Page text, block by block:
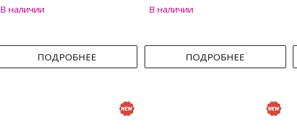
В наличии
ПОДРОБНЕЕ
В наличии
ПОДРОБНЕЕ